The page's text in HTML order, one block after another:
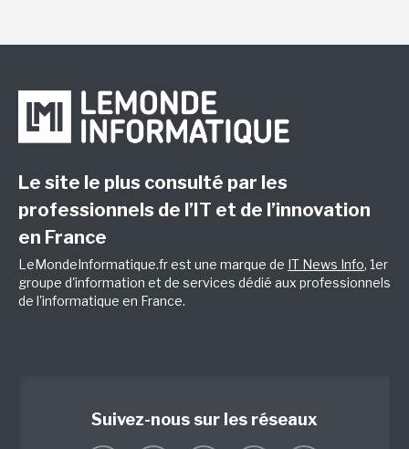
Le site le plus consulté par les
professionnels de l’IT et de l’innovation
en France
LeMondeInformatique.fr est une marque de IT News Info, 1er
groupe d'information et de services dédié aux professionnels
de l'informatique en France.
Suivez-nous sur les réseaux